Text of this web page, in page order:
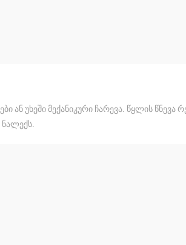
უხეში მექანიკური ჩარევა. წყლის წნევა
ნალექს.